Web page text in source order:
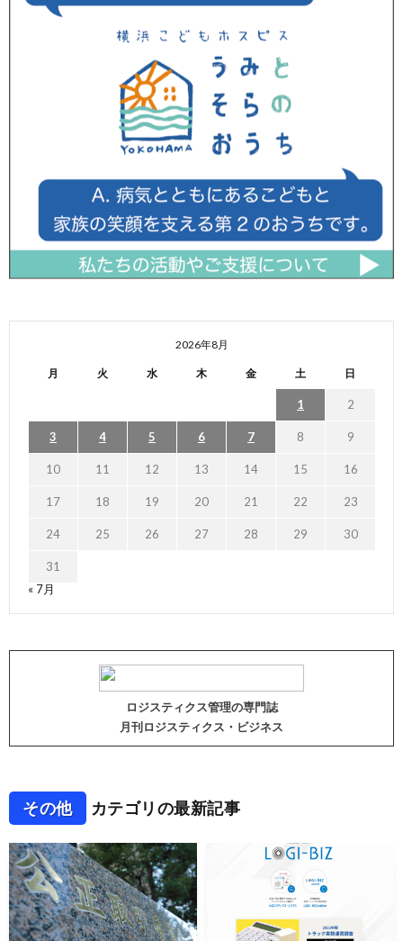
2026年8月
月 火 水 木 金 土 日
1 2
3 4 5 6 7 8 9
10 11 12 13 14 15 16
17 18 19 20 21 22 23
24 25 26 27 28 29 30
31
« 7月
ロジスティクス管理の専門誌
月刊ロジスティクス・ビジネス
その他 カテゴリの最新記事